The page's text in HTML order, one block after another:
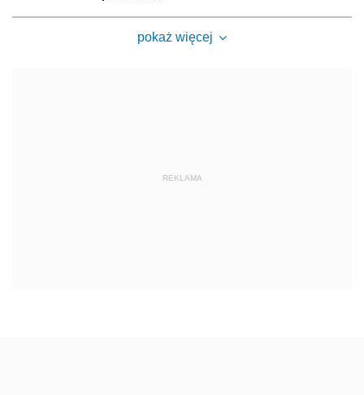
pokaż więcej
REKLAMA